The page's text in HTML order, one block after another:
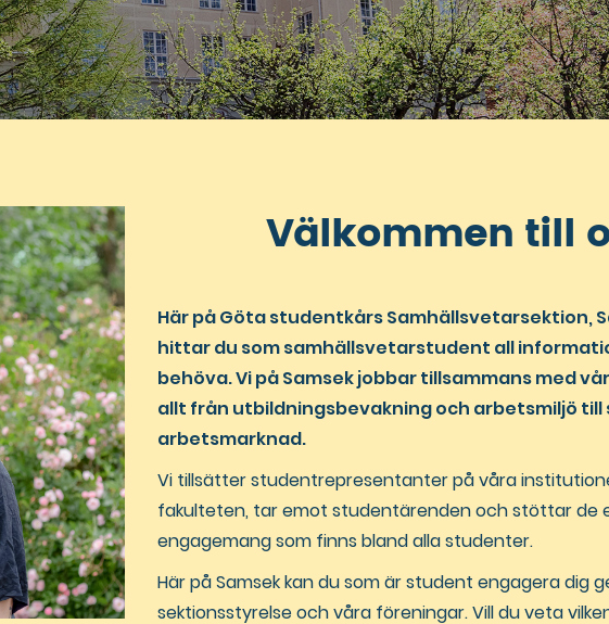
Välkommen till
Här på Göta studentkårs Samhällsvetarsektion,
hittar du som samhällsvetarstudent all
behöva. Vi på Samsek jobbar tillsammans med
allt från utbildningsbevakning och arbetsmiljö
arbetsmarknad.
Vi tillsätter studentrepresentanter på våra
fakulteten, tar emot studentärenden och stöttar de
engagemang som finns bland alla studenter.
Här på Samsek kan du som är student engagera dig
sektionsstyrelse och våra föreningar. Vill du veta